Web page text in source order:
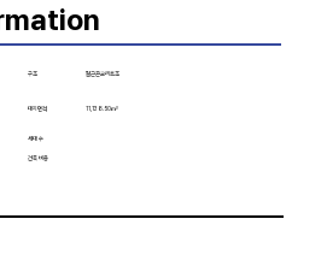
구조 철근콘크리트조
대지면적 11,138.50㎡
세대 수
건축 비용